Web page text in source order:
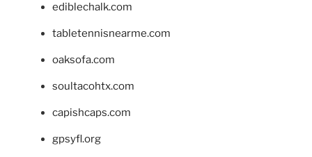
ediblechalk.com
tabletennisnearme.com
oaksofa.com
soultacohtx.com
capishcaps.com
gpsyfl.org